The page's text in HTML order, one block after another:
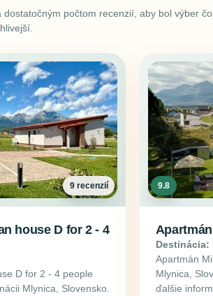
počtom recenzií, aby bol výber čo
9 recenzií
house D for 2 - 4
D for 2 - 4 people
Mlynica, Slovensko.
9.8
Destinácia:
Apartmán
Mlynica,
ďalšie